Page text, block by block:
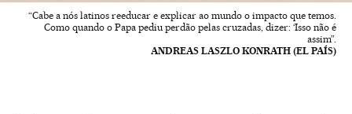
“Cabe a nós latinos reeducar e explicar ao mundo o impacto que temos.
Como quando o Papa pediu perdão pelas cruzadas, dizer: ‘Isso não é
assim”.
ANDREAS LASZLO KONRATH (EL PAÍS)